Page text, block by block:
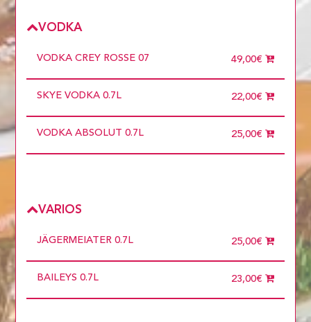
VODKA
VODKA CREY ROSSE 07 49,00€
SKYE VODKA 0.7L 22,00€
VODKA ABSOLUT 0.7L 25,00€
VARIOS
JÄGERMEIATER 0.7L 25,00€
BAILEYS 0.7L 23,00€